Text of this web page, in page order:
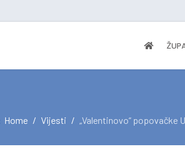
Home Vijesti „Valentinovo“ popovačke